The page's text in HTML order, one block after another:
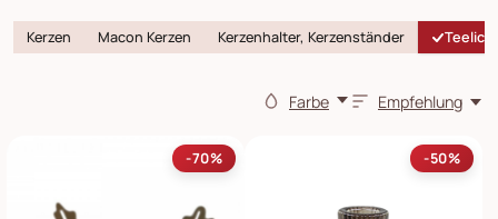
Kerzen Macon Kerzen Kerzenhalter, Kerzenständer
Farbe Empfehlung
-70% -50%